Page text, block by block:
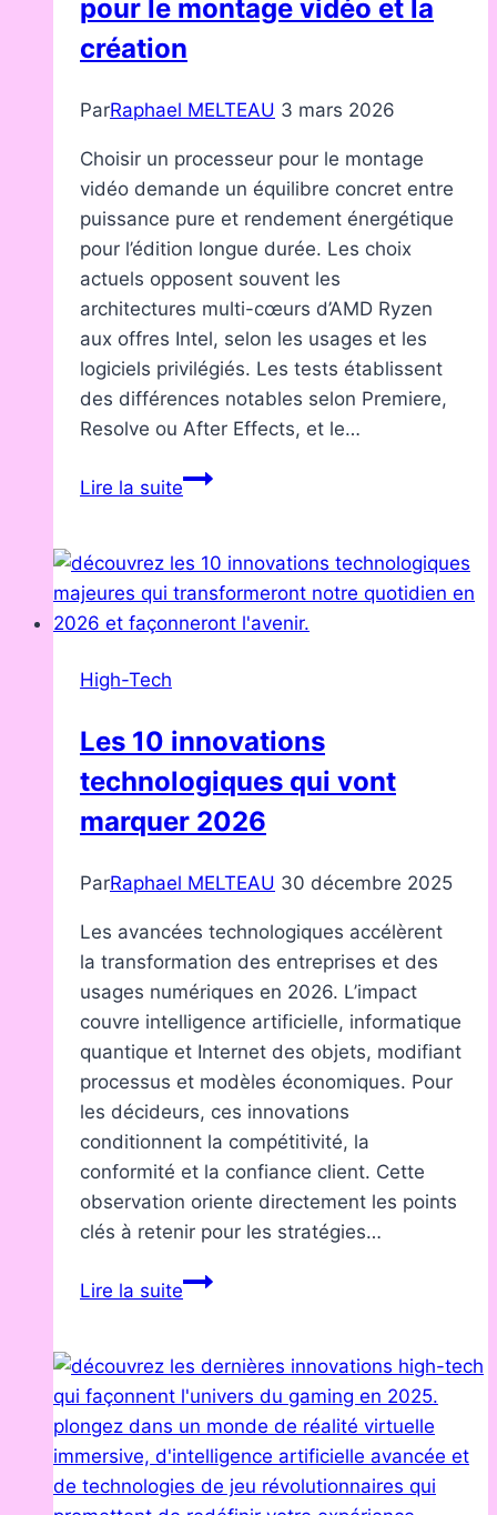
pour le montage vidéo et la
création
ParRaphael MELTEAU 3 mars 2026
Choisir un processeur pour le montage
vidéo demande un équilibre concret entre
puissance pure et rendement énergétique
pour l’édition longue durée. Les choix
actuels opposent souvent les
architectures multi-cœurs d’AMD Ryzen
aux offres Intel, selon les usages et les
logiciels privilégiés. Les tests établissent
des différences notables selon Premiere,
Resolve ou After Effects, et le…
Lire la suiteAMD
processeur
Ryzen
pour
et
la
création
High-Tech
Les 10 innovations
technologiques qui vont
marquer 2026
ParRaphael MELTEAU 30 décembre 2025
Les avancées technologiques accélèrent
la transformation des entreprises et des
usages numériques en 2026. L’impact
couvre intelligence artificielle, informatique
quantique et Internet des objets, modifiant
processus et modèles économiques. Pour
les décideurs, ces innovations
conditionnent la compétitivité, la
conformité et la confiance client. Cette
observation oriente directement les points
clés à retenir pour les stratégies…
Lire la suiteLes
technologiques
qui
vont
marquer
2026